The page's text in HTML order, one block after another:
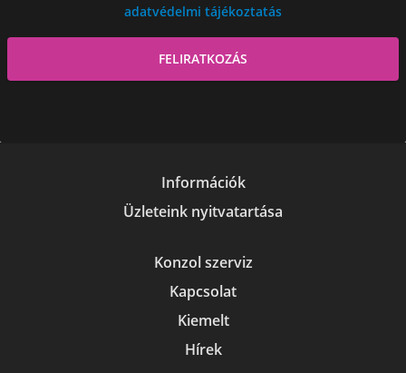
adatvédelmi tájékoztatás
Információk
Üzleteink nyitvatartása
Konzol szerviz
Kapcsolat
Kiemelt
Hírek